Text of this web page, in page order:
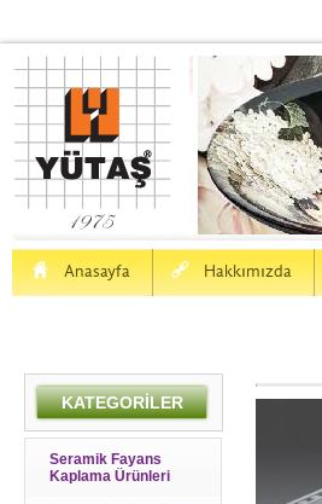
Anasayfa
H Hakkımızda
a
KATEGORİLER
Seramik Fayans
Kaplama Ürünleri